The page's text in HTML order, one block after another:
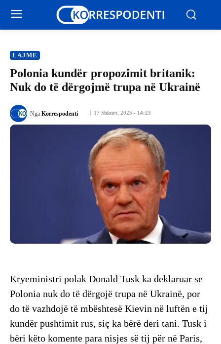
LAJME
Polonia kundër propozimit britanik:
Nuk do të dërgojmë trupa në Ukrainë
17 Shkurt, 2025 - 14:23
Nga Korrespodenti
Kryeministri polak Donald Tusk ka deklaruar se
Polonia nuk do të dërgojë trupa në Ukrainë, por
do të vazhdojë të mbështesë Kievin në luftën e tij
kundër pushtimit rus, siç ka bërë deri tani. Tusk i
bëri këto komente para nisjes së tij për në Paris,